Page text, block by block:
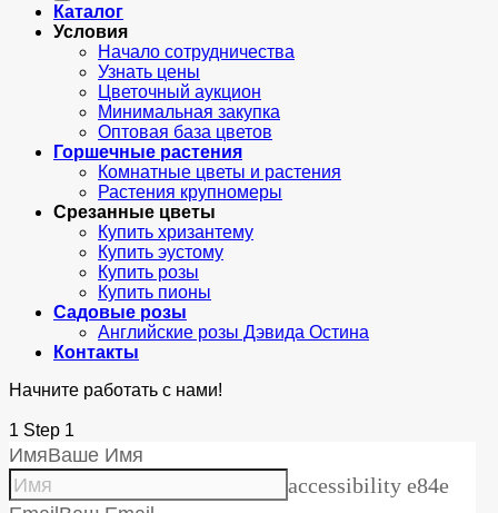
Каталог
Условия
Начало сотрудничества
Узнать цены
Цветочный аукцион
Минимальная закупка
Оптовая база цветов
Горшечные растения
Комнатные цветы и растения
Растения крупномеры
Срезанные цветы
Купить хризантему
Купить эустому
Купить розы
Купить пионы
Садовые розы
Английские розы Дэвида Остина
Контакты
Начните работать с нами!
1 Step 1
ИмяВаше Имя
accessibility e84e